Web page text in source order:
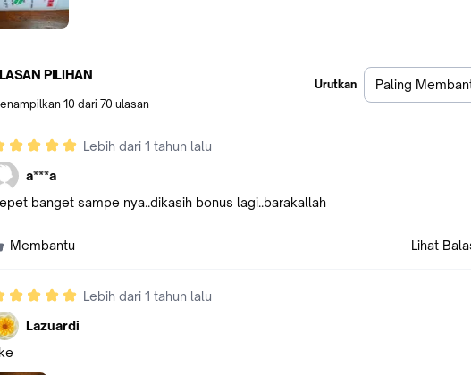
PILIHAN
10 dari 70 ulasan
Urutkan Paling
Lebih dari 1 tahun lalu
a***a
banget sampe nya..dikasih bonus lagi..barakallah
Membantu Lihat
Lebih dari 1 tahun lalu
Lazuardi